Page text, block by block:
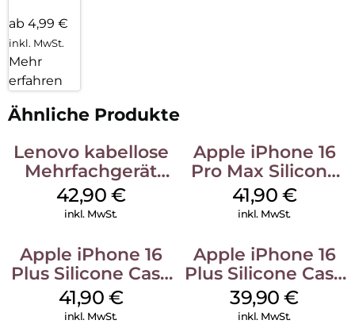
ab 4,99 €
inkl. MwSt.
Mehr
erfahren
Ähnliche Produkte
Lenovo kabellose
Mehrfachgerät
Luna Grey
42,90 €
inkl. MwSt.
Apple iPhone 16
Pro Max Silicone
Case MagSafe
Ultramarine
41,90 €
inkl. MwSt.
Apple iPhone 16
Plus Silicone Case
MagSafe Stone
Gray
41,90 €
inkl. MwSt.
Apple iPhone 16
Plus Silicone Case
MagSafe Plum
39,90€
inkl. MwSt.